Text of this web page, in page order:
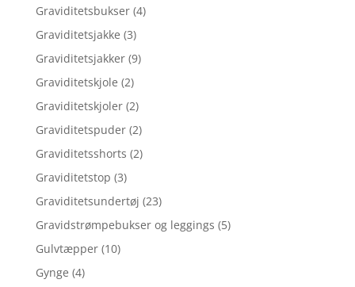
Graviditetsbukser (4)
Graviditetsjakke (3)
Graviditetsjakker (9)
Graviditetskjole (2)
Graviditetskjoler (2)
Graviditetspuder (2)
Graviditetsshorts (2)
Graviditetstop (3)
Graviditetsundertøj (23)
Gravidstrømpebukser og leggings (5)
Gulvtæpper (10)
Gynge (4)